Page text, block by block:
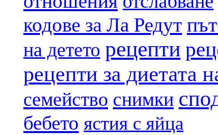
кодове за Ла Редут
на детето рецепти
рецепти за диетата
семейство снимки
бебето ястия с яйца